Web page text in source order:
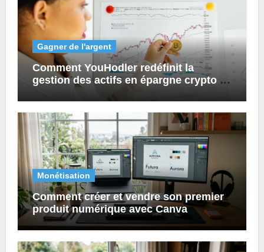
Gagner de l'argent
Comment YouHodler redéfinit la
gestion des actifs en épargne crypto et
prêts numériques ?
Monétisation
Comment créer et vendre son premier
produit numérique avec Canva